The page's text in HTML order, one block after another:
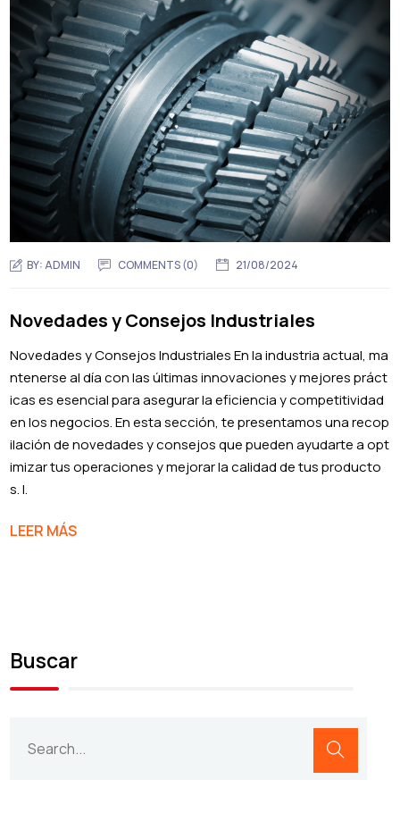
BY:ADMIN COMMENTS (0) 21/08/2024
Novedades y Consejos Industriales
Novedades y Consejos Industriales En la industria actual, ma
ntenerse al día con las últimas innovaciones y mejores práct
icas es esencial para asegurar la eficiencia y competitividad
en los negocios. En esta sección, te presentamos una recop
ilación de novedades y consejos que pueden ayudarte a opt
imizar tus operaciones y mejorar la calidad de tus producto
s. I.
LEER MÁS
Buscar